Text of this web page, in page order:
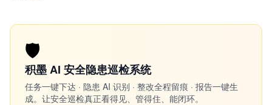
🛡️
积墨 AI 安全隐患巡检系统
任务一键下达 · 隐患 AI 识别 · 整改全程留痕 · 报告一键生
成。让安全巡检真正看得见、管得住、能闭环。